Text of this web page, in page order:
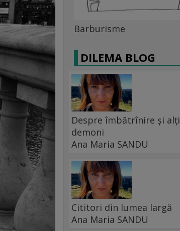
Barburisme
DILEMA BLOG
Despre îmbătrînire și alți
demoni
Ana Maria SANDU
Cititori din lumea largă
Ana Maria SANDU